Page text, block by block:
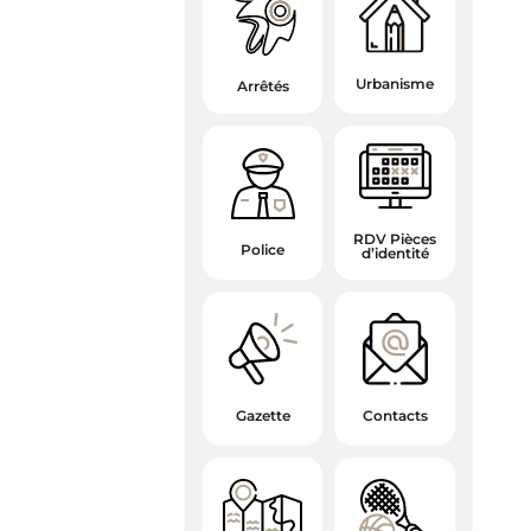
Arrêtés Urbanisme
Police
RDV Pièces
d’identité
Gazette Contacts